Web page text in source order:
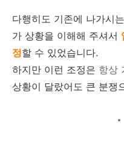
다행히도 기존에 나가시
가 상황을 이해해 주셔서
정할 수 있었습니다.
하지만 이런 조정은 항상
상황이 달랐어도 큰 분쟁